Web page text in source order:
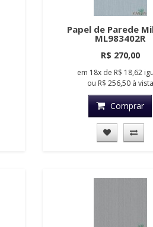
Papel de Parede
ML983402R
R$ 270,00
em 18xde R$ 18,62
ou R$ 256,50à vista
Comprar